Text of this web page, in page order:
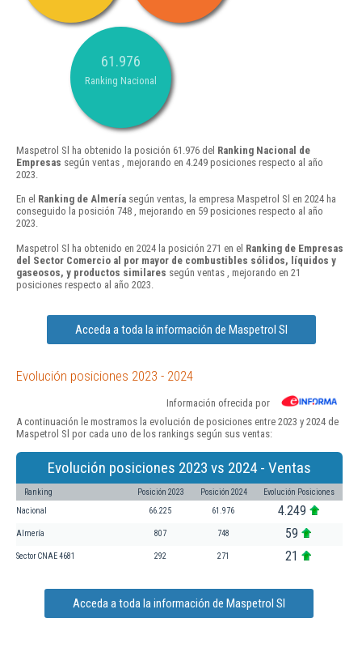
61.976
Ranking Nacional
Maspetrol Sl ha obtenido la posición 61.976 del Ranking Nacional de
Empresas según ventas , mejorando en 4.249 posiciones respecto al año
2023.
En el Ranking de Almería según ventas, la empresa Maspetrol Sl en 2024 ha
conseguido la posición 748 , mejorando en 59 posiciones respecto al año
2023.
Maspetrol Sl ha obtenido en 2024 la posición 271 en el Ranking de Empresas
del Sector Comercio al por mayor de combustibles sólidos, líquidos y
gaseosos, y productos similares según ventas , mejorando en 21
posiciones respecto al año 2023.
Acceda a toda la información de Maspetrol Sl
Evolución posiciones 2023 - 2024
Información ofrecida por
A continuación le mostramos la evolución de posiciones entre 2023 y 2024 de
Maspetrol Sl por cada uno de los rankings según sus ventas:
Evolución posiciones 2023 vs 2024 - Ventas
Ranking Posición 2023 Posición 2024 Evolución Posiciones
Nacional 66.225 61.976 4.249
Almería 807 748 59
Sector CNAE 4681 292 271 21
Acceda a toda la información de Maspetrol Sl